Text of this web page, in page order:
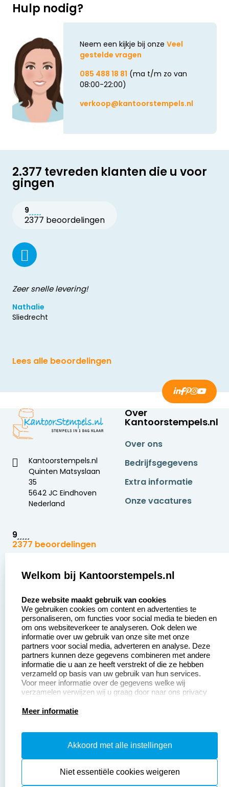
Hulp nodig?
Neem een kijkje bij onze Veel
gestelde vragen
085 488 18 81 (ma t/m zo van
08:00-22:00)
verkoop@kantoorstempels.nl
2.377 tevreden klanten die u voor
gingen
9
2377 beoordelingen
Zeer snelle levering!
Nathalie
Sliedrecht
Lees alle beoordelingen
Kantoorstempels.nl
Quinten Matsyslaan
35
5642 JC Eindhoven
Nederland
9
2377 beoordelingen
Over
Kantoorstempels.nl
Over ons
Bedrijfsgegevens
Extra informatie
Onze vacatures
Zakelijk:
Aanvraag op maat
Betaling &
Verzending
Wederverkoper
worden
Sale
Klantenservice:
Contact opnemen
Veel gestelde vragen
Retourneren
Herroepingsrecht
Productinformatie:
Instructiepagina
Safety Sheets
Welkom bij Kantoorstempels.nl
Deze website maakt gebruik van cookies
We gebruiken cookies om content en advertenties te
personaliseren, om functies voor social media te bieden en
om ons websiteverkeer te analyseren. Ook delen we
informatie over uw gebruik van onze site met onze
partners voor social media, adverteren en analyse. Deze
partners kunnen deze gegevens combineren met andere
informatie die u aan ze heeft verstrekt of die ze hebben
verzameld op basis van uw gebruik van hun services.
Voor meer informatie over de gegevens welke wij
verzamelen verwijzen wij u graag door naar ons privacy
Meer informatie
Akkoord met alle instellingen
Niet essentiële cookies weigeren